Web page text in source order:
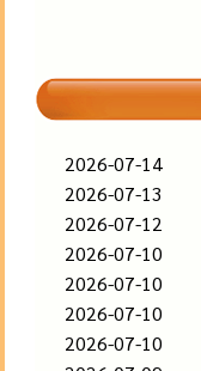
2026-07-14
2026-07-13
2026-07-12
2026-07-10
2026-07-10
2026-07-10
2026-07-10